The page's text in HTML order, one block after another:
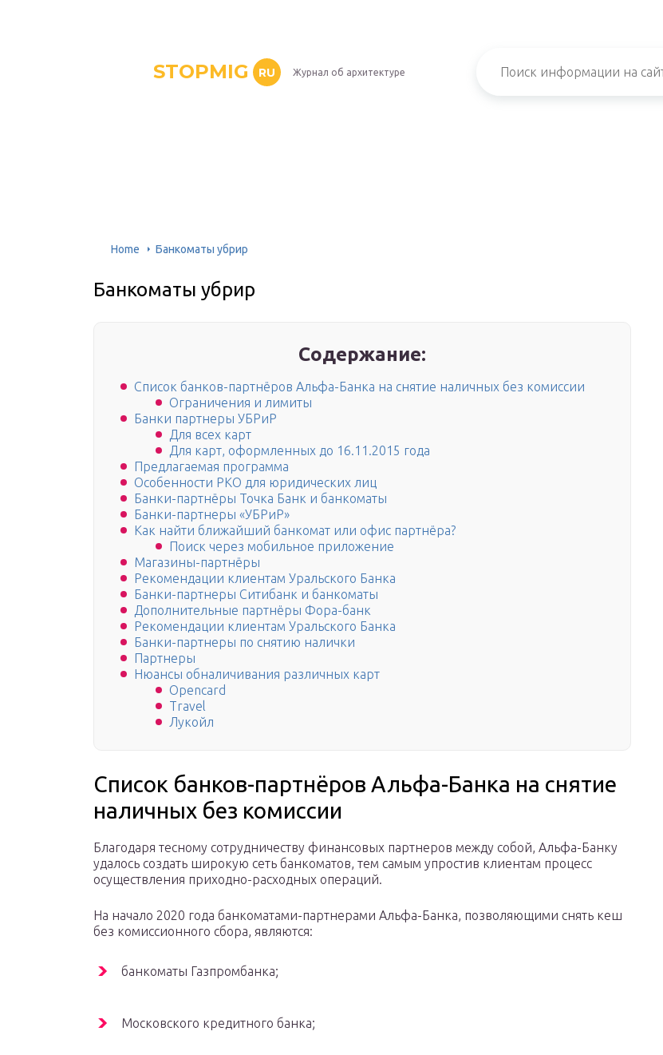
STOPMIG RU Журнал об архитектуре
Home Банкоматы убрир
Банкоматы убрир
Содержание:
Список банков-партнёров Альфа-Банка на снятие наличных без комиссии
Ограничения и лимиты
Банки партнеры УБРиР
Для всех карт
Для карт, оформленных до 16.11.2015 года
Предлагаемая программа
Особенности РКО для юридических лиц
Банки-партнёры Точка Банк и банкоматы
Банки-партнеры «УБРиР»
Как найти ближайший банкомат или офис партнёра?
Поиск через мобильное приложение
Магазины-партнёры
Рекомендации клиентам Уральского Банка
Банки-партнеры Ситибанк и банкоматы
Дополнительные партнёры Фора-банк
Рекомендации клиентам Уральского Банка
Банки-партнеры по снятию налички
Партнеры
Нюансы обналичивания различных карт
Opencard
Travel
Лукойл
Список банков-партнёров Альфа-Банка на снятие
наличных без комиссии
Благодаря тесному сотрудничеству финансовых партнеров между собой, Альфа-Банку
удалось создать широкую сеть банкоматов, тем самым упростив клиентам процесс
осуществления приходно-расходных операций.
На начало 2020 года банкоматами-партнерами Альфа-Банка, позволяющими снять кеш
без комиссионного сбора, являются:
банкоматы Газпромбанка;
Московского кредитного банка;